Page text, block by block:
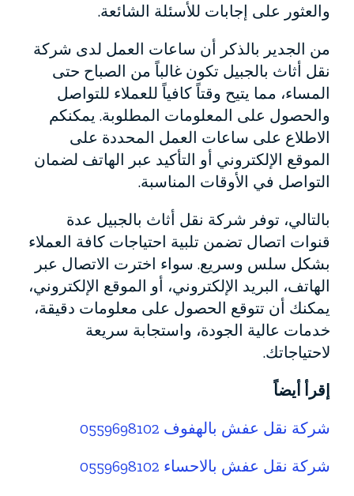
والعثور على إجابات للأسئلة الشائعة.
من الجدير بالذكر أن ساعات العمل لدى شركة
نقل أثاث بالجبيل تكون غالباً من الصباح حتى
المساء، مما يتيح وقتاً كافياً للعملاء للتواصل
والحصول على المعلومات المطلوبة. يمكنكم
الاطلاع على ساعات العمل المحددة على
الموقع الإلكتروني أو التأكيد عبر الهاتف لضمان
التواصل في الأوقات المناسبة.
بالتالي، توفر شركة نقل أثاث بالجبيل عدة
قنوات اتصال تضمن تلبية احتياجات كافة العملاء
بشكل سلس وسريع. سواء اخترت الاتصال عبر
الهاتف، البريد الإلكتروني، أو الموقع الإلكتروني،
يمكنك أن تتوقع الحصول على معلومات دقيقة،
خدمات عالية الجودة، واستجابة سريعة
لاحتياجاتك.
إقرأ أيضاً
شركة نقل عفش بالهفوف 0559698102
شركة نقل عفش بالاحساء 0559698102